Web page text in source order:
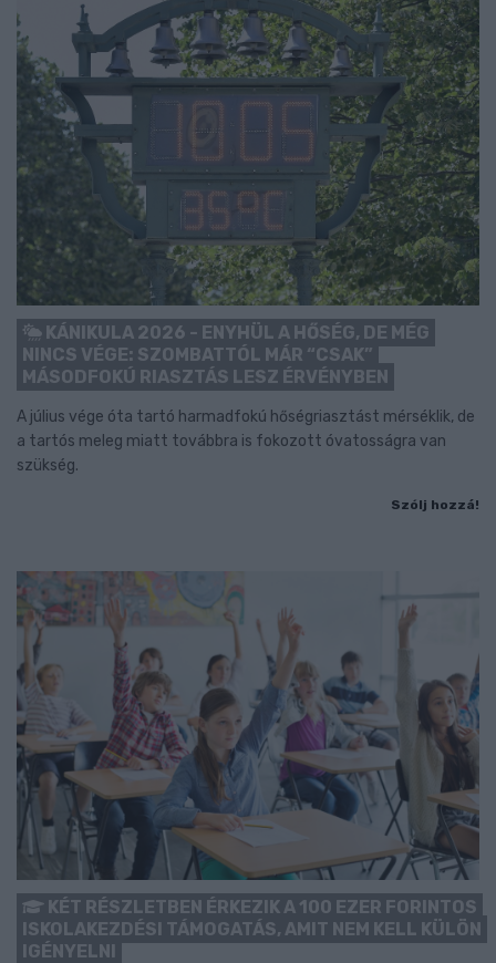
KÁNIKULA 2026 - ENYHÜL A HŐSÉG, DE MÉG
NINCS VÉGE: SZOMBATTÓL MÁR “CSAK”
MÁSODFOKÚ RIASZTÁS LESZ ÉRVÉNYBEN
A július vége óta tartó harmadfokú hőségriasztást mérséklik, de
a tartós meleg miatt továbbra is fokozott óvatosságra van
szükség.
Szólj hozzá!
KÉT RÉSZLETBEN ÉRKEZIK A 100 EZER FORINTOS
ISKOLAKEZDÉSI TÁMOGATÁS, AMIT NEM KELL KÜLÖN
IGÉNYELNI